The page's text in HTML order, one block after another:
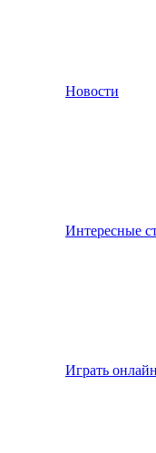
Новости
Интересные
Играть онлайн